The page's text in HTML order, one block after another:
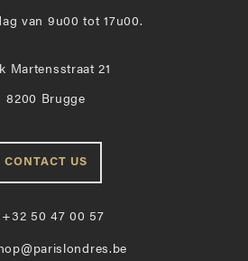
van 9u00 tot 17u00.
Martensstraat 21
8200 Brugge
CONTACT US
+32 50 47 00 57